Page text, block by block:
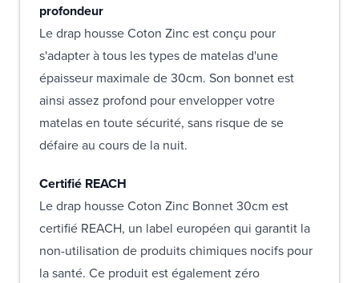
profondeur
Le drap housse Coton Zinc est conçu pour
s'adapter à tous les types de matelas d'une
épaisseur maximale de 30cm. Son bonnet est
ainsi assez profond pour envelopper votre
matelas en toute sécurité, sans risque de se
défaire au cours de la nuit.
Certifié REACH
Le drap housse Coton Zinc Bonnet 30cm est
certifié REACH, un label européen qui garantit la
non-utilisation de produits chimiques nocifs pour
la santé. Ce produit est également zéro